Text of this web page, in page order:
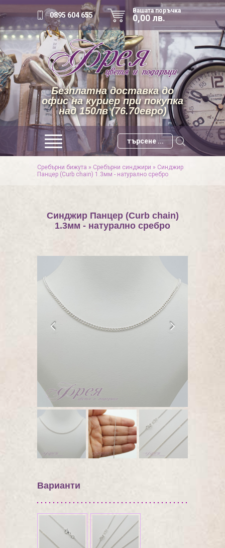
0895 604 655
Вашата поръчка
0,00 лв.
Безплатна доставка до
офис на куриер при покупка
над 150лв (76.70евро)
Сребърни бижута » Сребърни синджири » Синджир
Панцер (Curb chain) 1.3мм - натурално сребро
Синджир Панцер (Curb chain)
1.3мм - натурално сребро
Варианти